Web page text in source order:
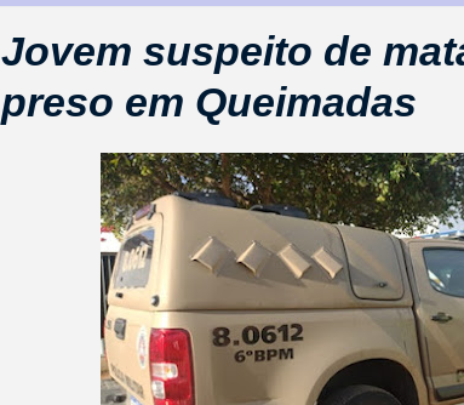
Jovem suspeito de
preso em Queimadas